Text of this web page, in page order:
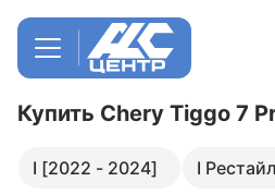
Купить Chery Tiggo 7
I [2022 - 2024] I